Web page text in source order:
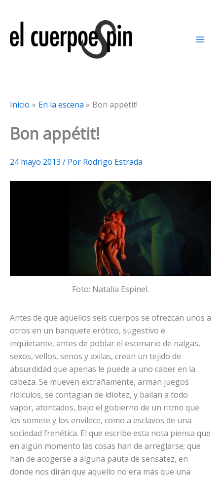
contenido
Inicio En la escena Bon appétit!
Bon appétit!
24 mayo 2013 / Por Rodrigo Estrada
Foto: Natalia Espinel.
Antes de que aquellos seis cuerpos se ofrezcan unos a
otros en un banquete erótico, sugestivo e
inquietante, antes de poblar el escenario de nalgas,
sexos, vellos, senos y axilas, crean un tejido de
absurdidad que apenas le puede a uno caber en la
cabeza. Se mueven extrañamente, arman juegos
ridículos, se contagian de idiotez, y bailan a todo
vapor, atontados, bajo el gobierno de un ritmo que
los somete y los envilece, como a esclavos de una
sociedad frenética. El que escribe esta nota piensa que
en algún momento las cosas han de arreglarse; que
han de acogerse a alguna pauta de sensatez, en
donde nos dirán que aquello no era más que una